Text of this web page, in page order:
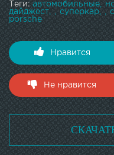
Теги: автомобильные
дайджест
суперкар
porsche
Нравится
Не нравится